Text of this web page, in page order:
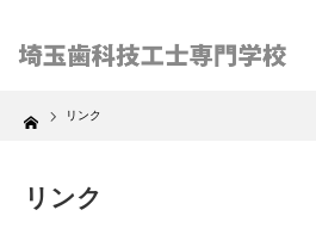
Home リンク
リンク